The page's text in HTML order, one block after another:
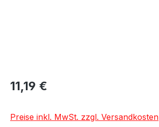
11,19 €
Preise inkl. MwSt. zzgl. Versandkosten